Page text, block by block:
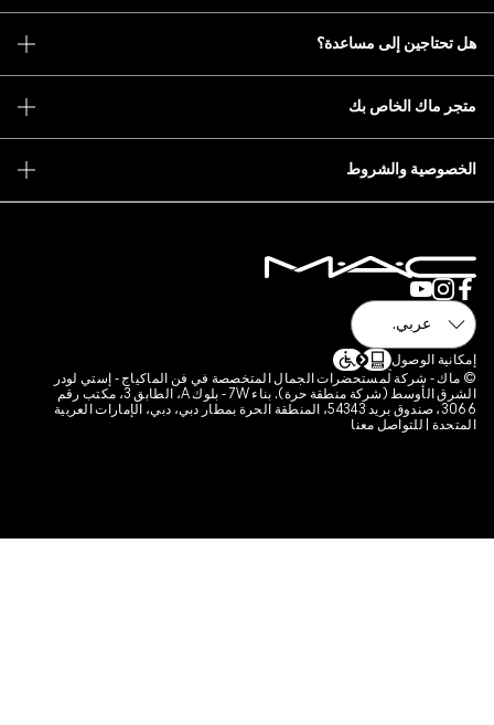
فن الماكياج - إستي لودر
الشرق الأوسط (شركة منطقة حرة). بناء 7W - بلوك A، الطابق 3، مكتب رقم
الحرة بمطار دبي، دبي، الإمارات العربية